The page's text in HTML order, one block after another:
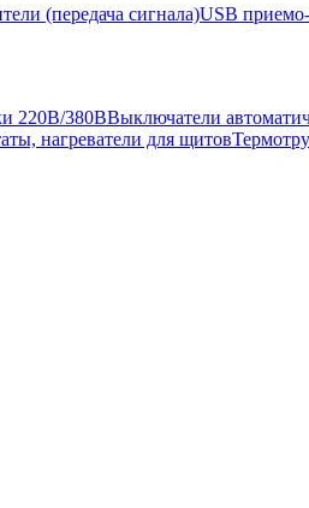
(передача сигнала)USB
220В/380ВВыключатели
нагреватели для щитов